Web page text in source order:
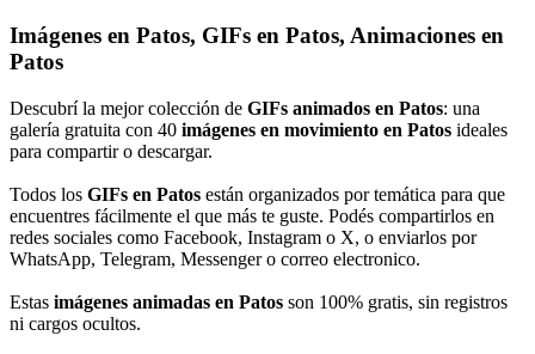
Imágenes en Patos, GIFs en Patos, Animaciones en
Patos
Descubrí la mejor colección de GIFs animados en Patos: una
galería gratuita con 40 imágenes en movimiento en Patos ideales
para compartir o descargar.
Todos los GIFs en Patos están organizados por temática para que
encuentres fácilmente el que más te guste. Podés compartirlos en
redes sociales como Facebook, Instagram o X, o enviarlos por
WhatsApp, Telegram, Messenger o correo electronico.
Estas imágenes animadas en Patos son 100% gratis, sin registros
ni cargos ocultos.